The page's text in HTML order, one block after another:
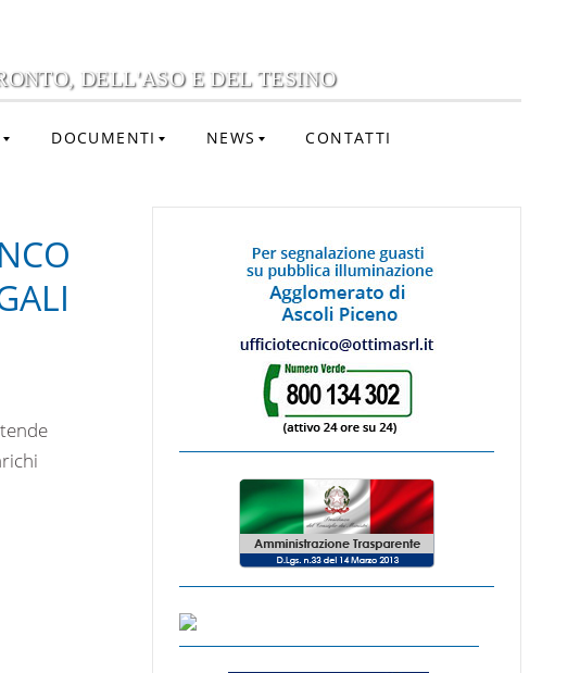
DELL'ASO E DEL TESINO
DOCUMENTI NEWS CONTATTI